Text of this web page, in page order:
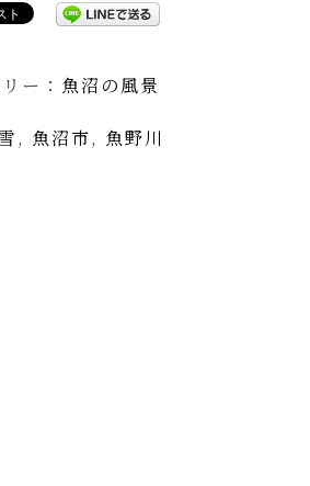
ー： 魚沼の風景
, 魚沼市, 魚野川